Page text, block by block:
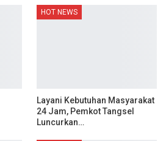
HOT NEWS
Layani Kebutuhan Masyarakat
24 Jam, Pemkot Tangsel
Luncurkan…